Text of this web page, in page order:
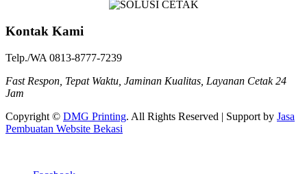
Kontak Kami
Telp./WA 0813-8777-7239
Fast Respon, Tepat Waktu, Jaminan Kualitas, Layanan Cetak 24
Jam
Copyright © DMG Printing. All Rights Reserved | Support by Jasa
Pembuatan Website Bekasi